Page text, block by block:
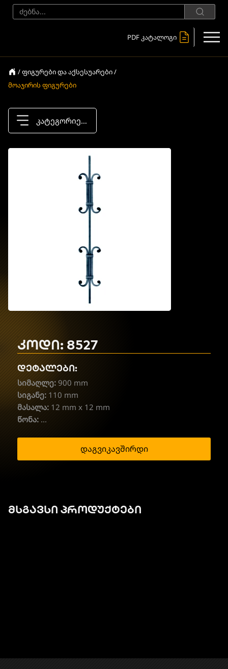
PDF კატალოგი
/ ფიგურები და აქსესუარები /
მოაჯირის ფიგურები
კატეგორიები
კოდი: 8527
დეტალები:
სიმაღლე: 900 mm
სიგანე: 110 mm
მასალა: 12 mm x 12 mm
წონა: ...
დაგვიკავშირდი
მსგავსი პროდუქტები